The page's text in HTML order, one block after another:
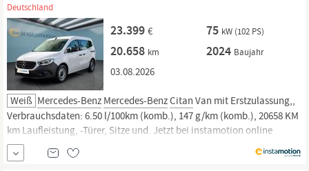
Deutschland
23.399 € 75 kW (102 PS)
20.658 km 2024 Baujahr
03.08.2026
Weiß Mercedes-Benz Mercedes-BenzCitan Van mit Erstzulassung,,
Verbrauchsdaten: 6.50 l/100km (komb.), 147 g/km (komb.), 20658 KM
km Laufleistung, -Türer, Sitze und. Jetzt bei instamotion online
kaufen oder günstig finanzieren. Nur geprüfte Fahrzeuge mit
Garantie, 14 Tage Rückgaberecht und Lieferung vor die Haustür.